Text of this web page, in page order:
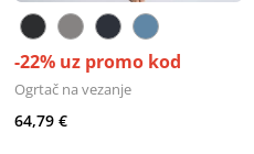
-22% uz promo kod
Ogrtač na vezanje
64,79 €